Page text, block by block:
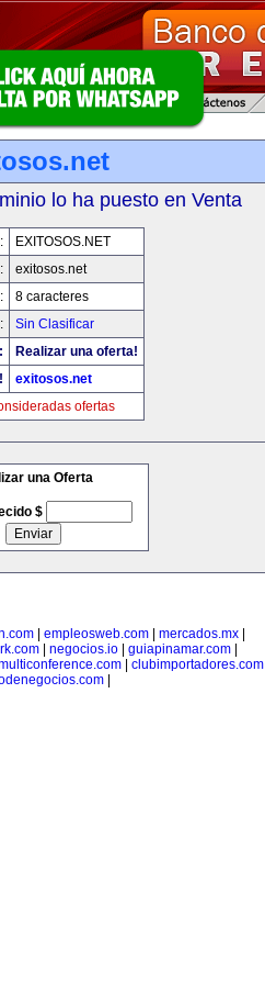
lo ha puesto en Venta
EXITOSOS.NET
exitosos.net
8 caracteres
Sin Clasificar
Realizar una oferta!
exitosos.net
ofertas
una Oferta
$
| empleosweb.com| mercados.mx|
| negocios.io| guiapinamar.com|
| clubimportadores.com|